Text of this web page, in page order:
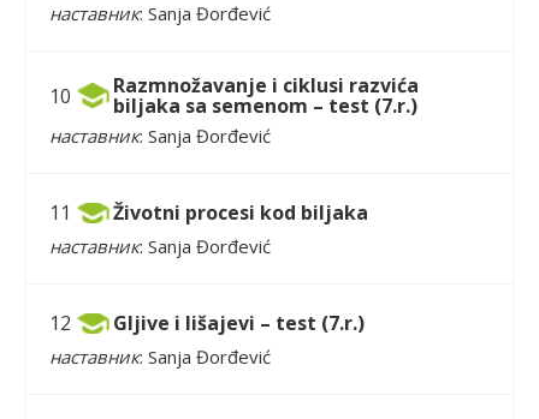
наставник: Sanja Đorđević
10 Razmnožavanje i ciklusi razvića
biljaka sa semenom – test (7.r.)
наставник: Sanja Đorđević
11 Životni procesi kod biljaka
наставник: Sanja Đorđević
12 Gljive i lišajevi – test (7.r.)
наставник: Sanja Đorđević